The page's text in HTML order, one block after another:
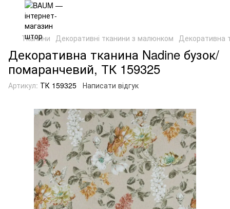
Тканини Декоративні тканини з малюнком Декоративна
Декоративна тканина Nadine бузок/
помаранчевий, ТК 159325
Артикул: ТК 159325 Написати відгук